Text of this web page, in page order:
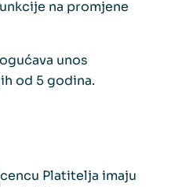
na promjene
unos
od 5 godina.
Platitelja imaju